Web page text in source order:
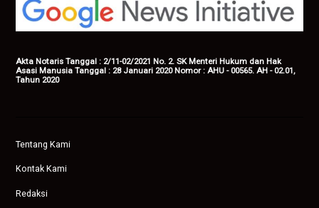
Akta Notaris Tanggal : 2/11-02/2021 No. 2. SK Menteri Hukum dan Hak
Asasi Manusia Tanggal : 28 Januari 2020 Nomor : AHU - 00565. AH - 02.01,
Tahun 2020
Tentang Kami
Kontak Kami
Redaksi